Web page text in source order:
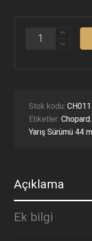
MILLE
MM
SUPER
CLONE
ETA
ADET
Stok kodu:CH011
Etiketler:Chopard
Yarış Sürümü 44
Açıklama
Ek bilgi